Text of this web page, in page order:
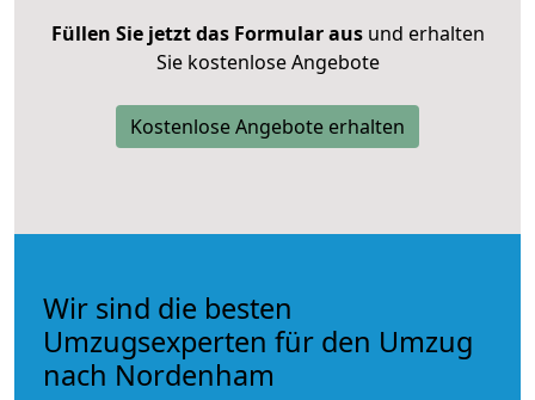
Füllen Sie jetzt das Formular ausund erhalten
Sie kostenlose Angebote
Kostenlose Angebote erhalten
Wir sind die besten
Umzugsexperten für den Umzug
nach Nordenham